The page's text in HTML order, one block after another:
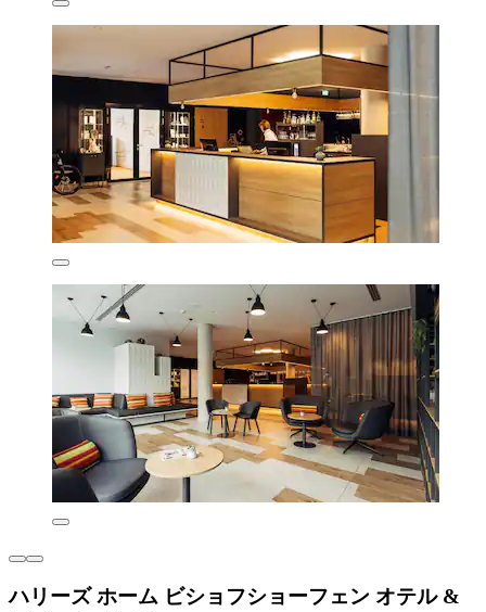
ハリーズ ホーム ビショフショーフェン オテル &